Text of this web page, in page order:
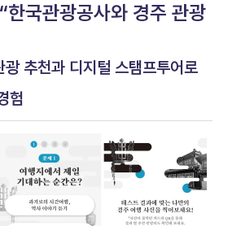
한국관광공사와 경주 관광
추천과 디지털 스탬프투어로
험